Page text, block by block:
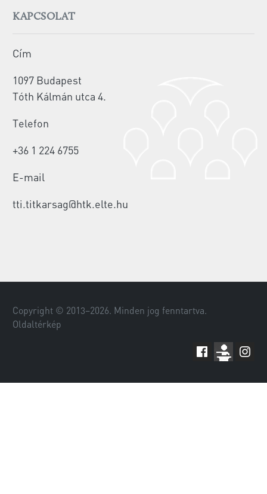
KAPCSOLAT
Cím
1097 Budapest
Tóth Kálmán utca 4.
Telefon
+36 1 224 6755
E-mail
tti.titkarsag@htk.elte.hu
Copyright © 2013–2026. Minden jog fenntartva.
Oldaltérkép